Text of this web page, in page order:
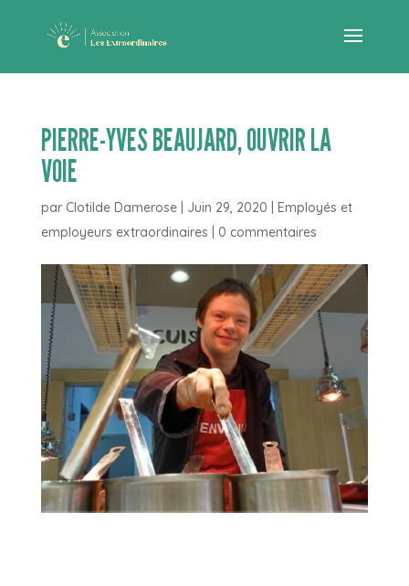
PIERRE-YVES BEAUJARD, OUVRIR LA
VOIE
par Clotilde Damerose| Juin 29, 2020
Employés et
employeurs extraordinaires
0 commentaires